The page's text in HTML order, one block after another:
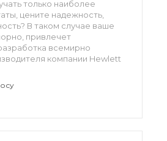
только наиболее
цените надежность,
В таком случае ваше
привлечет
всемирно
компании Hewlett